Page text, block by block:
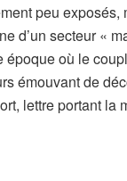
peu
d’un secteur «
époque où le
émouvant de
lettre portant la